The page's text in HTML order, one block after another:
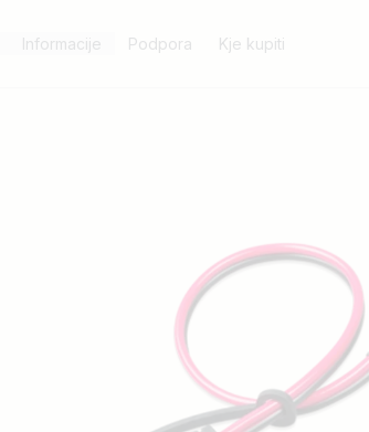
Informacije Podpora Kje kupiti